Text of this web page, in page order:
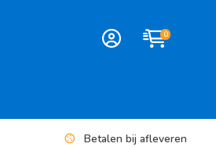
0
Betalen bij afleveren